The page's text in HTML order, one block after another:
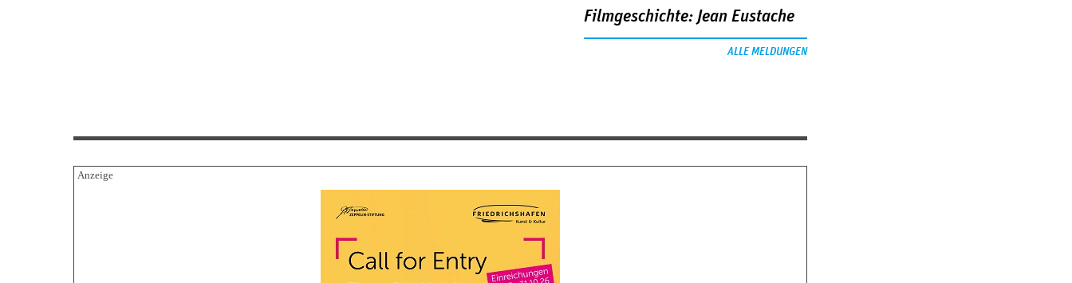
Filmgeschichte: Jean Eustache
ALLE MELDUNGEN